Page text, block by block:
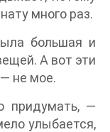
много раз.
большая и
А вот эти
не мое.
придумать, —
улыбается,